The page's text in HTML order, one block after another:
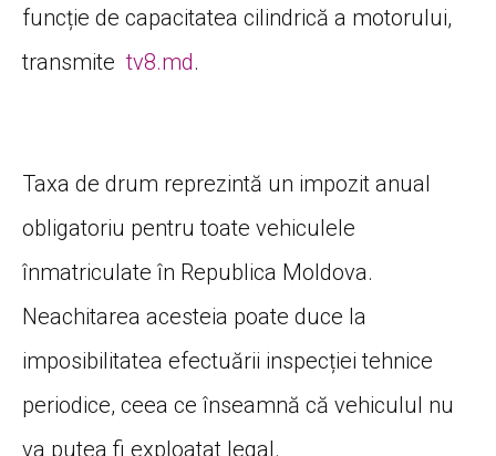
funcție de capacitatea cilindrică a motorului,
transmitetv8.md.
Taxa de drum reprezintă un impozit anual
obligatoriu pentru toate vehiculele
înmatriculate în Republica Moldova.
Neachitarea acesteia poate duce la
imposibilitatea efectuării inspecției tehnice
periodice, ceea ce înseamnă că vehiculul nu
va putea fi exploatat legal.